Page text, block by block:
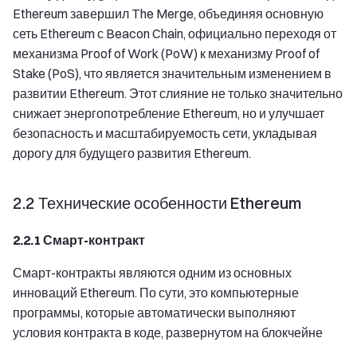
Ethereum завершил The Merge, объединяя основную
сеть Ethereum с Beacon Chain, официально переходя от
механизма Proof of Work (PoW) к механизму Proof of
Stake (PoS), что является значительным изменением в
развитии Ethereum. Этот слияние не только значительно
снижает энергопотребление Ethereum, но и улучшает
безопасность и масштабируемость сети, укладывая
дорогу для будущего развития Ethereum.
2.2 Технические особенности Ethereum
2.2.1 Смарт-контракт
Смарт-контракты являются одним из основных
инноваций Ethereum. По сути, это компьютерные
программы, которые автоматически выполняют
условия контракта в коде, развернутом на блокчейне